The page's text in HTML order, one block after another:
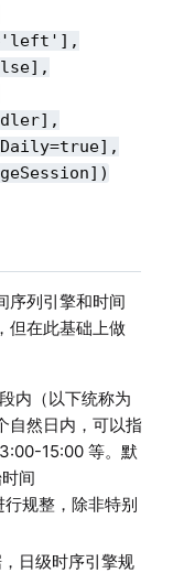
)
序列引擎和时间
但在此基础上做
内（以下统称为
自然日内，可以指
15:00 等。默
间
行规整，除非特别
日级时序引擎规